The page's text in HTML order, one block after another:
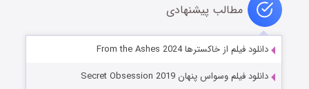
مطالب پیشنهادی
دانلود فیلم از خاکسترها From the Ashes 2024
دانلود فیلم وسواس پنهان Secret Obsession 2019